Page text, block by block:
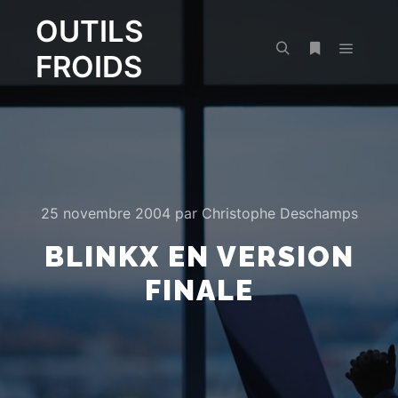
OUTILS
FROIDS
25 novembre 2004par Christophe Deschamps
BLINKX EN VERSION
FINALE